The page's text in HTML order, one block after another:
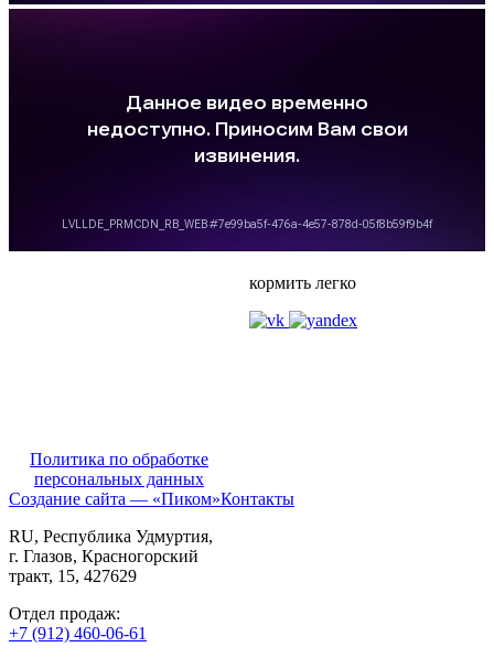
кормить легко
Политика по обработке
персональных данных
Создание сайта — «Пиком»Контакты
RU, Республика Удмуртия,
г. Глазов, Красногорский
тракт, 15, 427629
Отдел продаж:
+7 (912) 460-06-61